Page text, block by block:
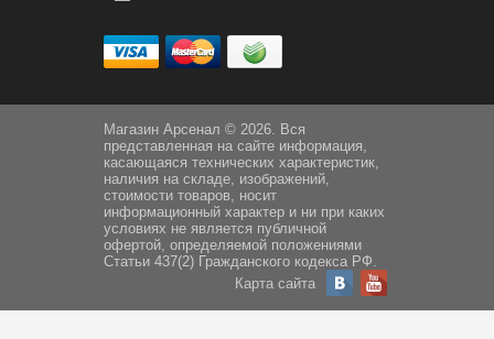
Магазин Арсенал © 2026. Вся
представленная на сайте информация,
касающаяся технических характеристик,
наличия на складе, изображений,
стоимости товаров, носит
информационный характер и ни при каких
условиях не является публичной
офертой, определяемой положениями
Статьи 437(2) Гражданского кодекса РФ.
Карта сайта